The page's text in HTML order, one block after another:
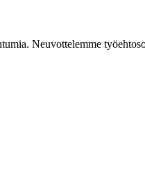
Neuvottelemme